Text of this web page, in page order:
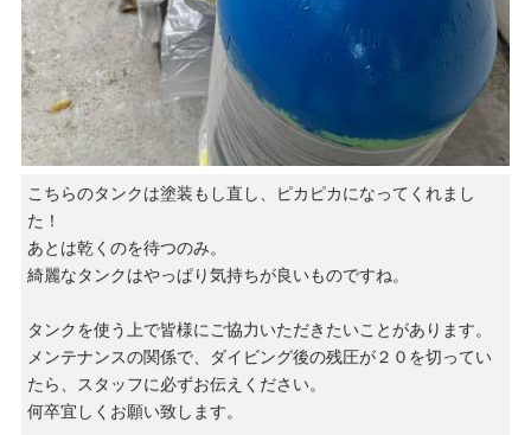
こちらのタンクは塗装もし直し、ピカピカになってくれまし
た！
あとは乾くのを待つのみ。
綺麗なタンクはやっぱり気持ちが良いものですね。
タンクを使う上で皆様にご協力いただきたいことがあります。
メンテナンスの関係で、ダイビング後の残圧が２０を切ってい
たら、スタッフに必ずお伝えください。
何卒宜しくお願い致します。